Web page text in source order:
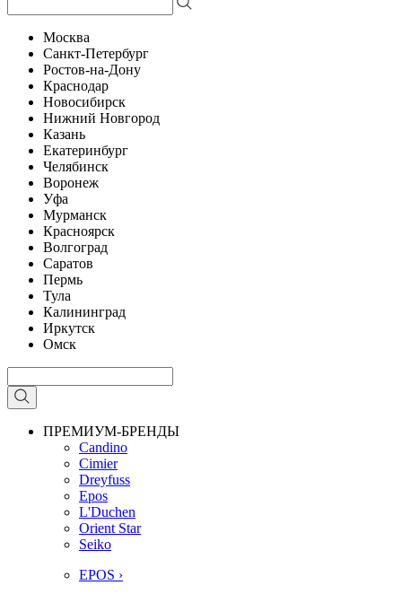
Москва
Санкт-Петербург
Ростов-на-Дону
Краснодар
Новосибирск
Нижний Новгород
Казань
Екатеринбург
Челябинск
Воронеж
Уфа
Мурманск
Красноярск
Волгоград
Саратов
Пермь
Тула
Калининград
Иркутск
Омск
ПРЕМИУМ-БРЕНДЫ
Candino
Cimier
Dreyfuss
Epos
L'Duchen
Orient Star
Seiko
EPOS ›